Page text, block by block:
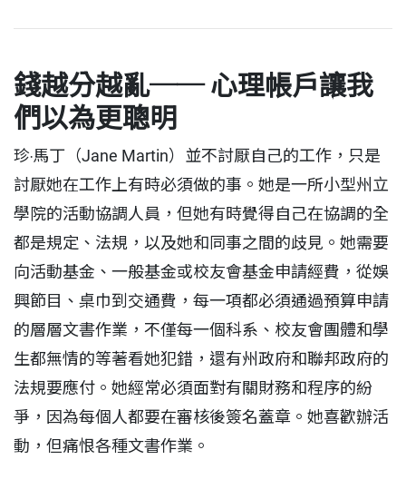
錢越分越亂── 心理帳戶讓我
們以為更聰明
珍‧馬丁（Jane Martin）並不討厭自己的工作，只是
討厭她在工作上有時必須做的事。她是一所小型州立
學院的活動協調人員，但她有時覺得自己在協調的全
都是規定、法規，以及她和同事之間的歧見。她需要
向活動基金、一般基金或校友會基金申請經費，從娛
興節目、桌巾到交通費，每一項都必須通過預算申請
的層層文書作業，不僅每一個科系、校友會團體和學
生都無情的等著看她犯錯，還有州政府和聯邦政府的
法規要應付。她經常必須面對有關財務和程序的紛
爭，因為每個人都要在審核後簽名蓋章。她喜歡辦活
動，但痛恨各種文書作業。